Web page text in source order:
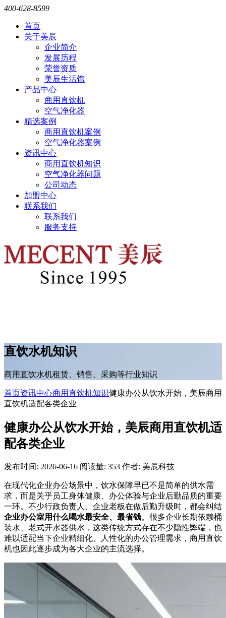
400-628-8599
首页
关于美辰
企业简介
发展历程
荣誉资质
美辰生活馆
产品中心
商用直饮机
空气净化器
精选案例
商用直饮机案例
空气净化器案例
资讯中心
商用直饮机知识
空气净化器问题
公司动态
加盟中心
联系我们
联系我们
服务支持
直饮水机知识
商用直饮水机租赁、销售、采购等行业知识
首页资讯中心商用直饮机知识健康办公从饮水开始，美辰商用
直饮机适配各类企业
健康办公从饮水开始，美辰商用直饮机适
配各类企业
发布时间: 2026-06-16 阅读量: 353 作者: 美辰科技
在现代化企业办公场景中，饮水保障早已不是简单的供水需
求，而是关乎员工身体健康、办公体验与企业后勤品质的重要
一环。不少行政负责人、企业老板在做后勤升级时，都会纠结
企业办公室用什么喝水最安全、最省钱。很多企业长期依赖桶
装水、老式开水器供水，这类传统方式存在不少隐性弊端，也
难以适配当下企业精细化、人性化的办公管理需求，商用直饮
机也因此逐步成为各大企业的主流选择。